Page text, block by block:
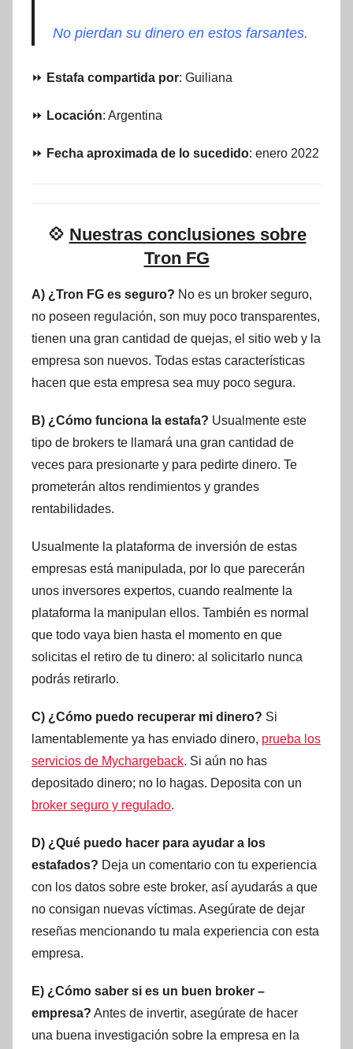
No pierdan su dinero en estos farsantes.
⏩ Estafa compartida por: Guiliana
⏩ Locación: Argentina
⏩ Fecha aproximada de lo sucedido: enero 2022
💠 Nuestras conclusiones sobre
Tron FG
A) ¿Tron FG es seguro? No es un broker seguro,
no poseen regulación, son muy poco transparentes,
tienen una gran cantidad de quejas, el sitio web y la
empresa son nuevos. Todas estas características
hacen que esta empresa sea muy poco segura.
B) ¿Cómo funciona la estafa? Usualmente este
tipo de brokers te llamará una gran cantidad de
veces para presionarte y para pedirte dinero. Te
prometerán altos rendimientos y grandes
rentabilidades.
Usualmente la plataforma de inversión de estas
empresas está manipulada, por lo que parecerán
unos inversores expertos, cuando realmente la
plataforma la manipulan ellos. También es normal
que todo vaya bien hasta el momento en que
solicitas el retiro de tu dinero: al solicitarlo nunca
podrás retirarlo.
C) ¿Cómo puedo recuperar mi dinero? Si
lamentablemente ya has enviado dinero, prueba los
servicios de Mychargeback. Si aún no has
depositado dinero; no lo hagas. Deposita con un
broker seguro y regulado.
D) ¿Qué puedo hacer para ayudar a los
estafados? Deja un comentario con tu experiencia
con los datos sobre este broker, así ayudarás a que
no consigan nuevas víctimas. Asegúrate de dejar
reseñas mencionando tu mala experiencia con esta
empresa.
E) ¿Cómo saber si es un buen broker –
empresa? Antes de invertir, asegúrate de hacer
una buena investigación sobre la empresa en la